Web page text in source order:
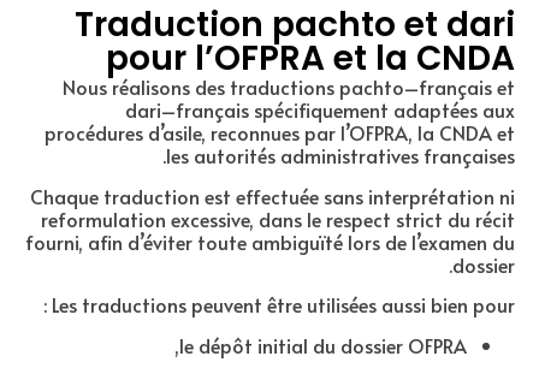
Traduction pachto et dari
pour l’OFPRA et la CNDA
Nous réalisons des traductions pachto–français et
dari–français spécifiquement adaptées aux
procédures d’asile, reconnues par l’OFPRA, la CNDA et
les autorités administratives françaises.
Chaque traduction est effectuée sans interprétation ni
reformulation excessive, dans le respect strict du récit
fourni, afin d’éviter toute ambiguïté lors de l’examen du
dossier.
Les traductions peuvent être utilisées aussi bien pour :
le dépôt initial du dossier OFPRA,